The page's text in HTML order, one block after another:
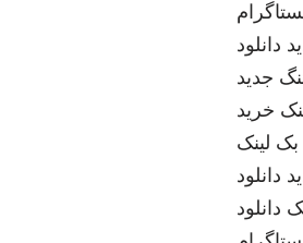
دانلود
جدید
خرید
لینک
دانلود
دانلود